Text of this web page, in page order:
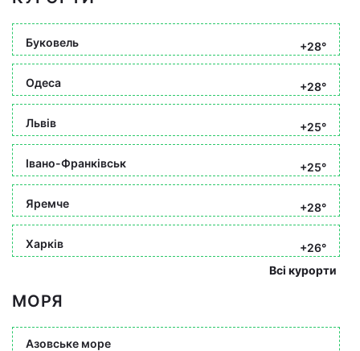
Буковель +28°
Одеса +28°
Львів +25°
Івано-Франківськ +25°
Яремче +28°
Харків
+26°
Всі курорти
МОРЯ
Азовське море